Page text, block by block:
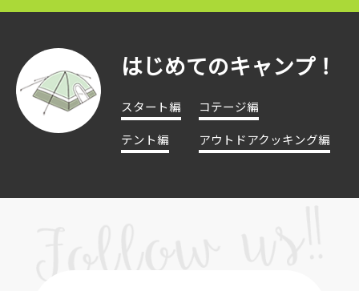
はじめてのキャンプ！
スタート編
コテージ編
テント編
アウトドアクッキング編